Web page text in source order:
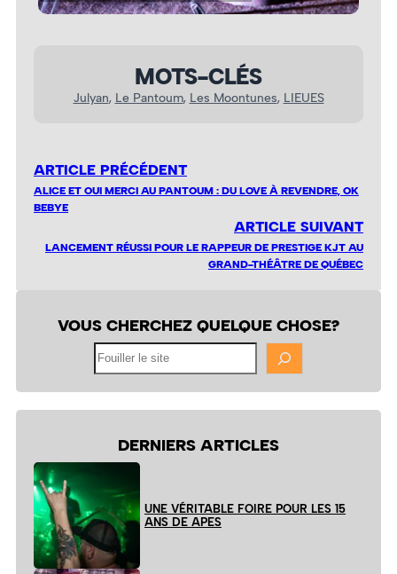
MOTS-CLÉS
Julyan, Le Pantoum, Les Moontunes, LIEUES
ARTICLE PRÉCÉDENT
ALICE ET OUI MERCI AU PANTOUM : DU LOVE À REVENDRE, OK
BEBYE
ARTICLE SUIVANT
LANCEMENT RÉUSSI POUR LE RAPPEUR DE PRESTIGE KJT AU
GRAND-THÉÂTRE DE QUÉBEC
VOUS CHERCHEZ QUELQUE CHOSE?
DERNIERS ARTICLES
UNE VÉRITABLE FOIRE POUR LES 15
ANS DE APES